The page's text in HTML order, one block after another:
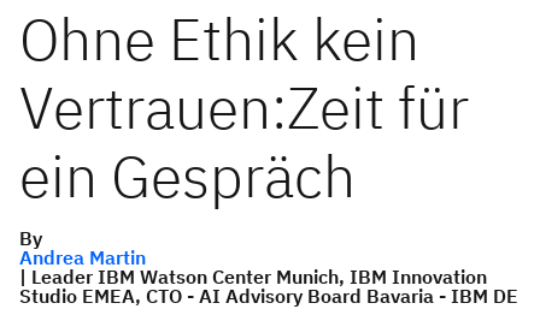
Ohne Ethik kein
Vertrauen:Zeit für
ein Gespräch
By
Andrea Martin
| Leader IBM Watson Center Munich, IBM Innovation
Studio EMEA, CTO - AI Advisory Board Bavaria - IBM DE